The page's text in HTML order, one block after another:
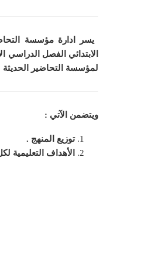
يسر ادارة مؤسسة
الابتدائي الفصل الدراسي الأول
لمؤسسة التحاضير الحديثة
ويتضمن الآتي :
توزيع المنهج .
الأهداف